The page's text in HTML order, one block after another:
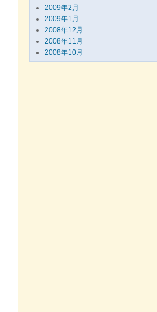
2009年2月
2009年1月
2008年12月
2008年11月
2008年10月